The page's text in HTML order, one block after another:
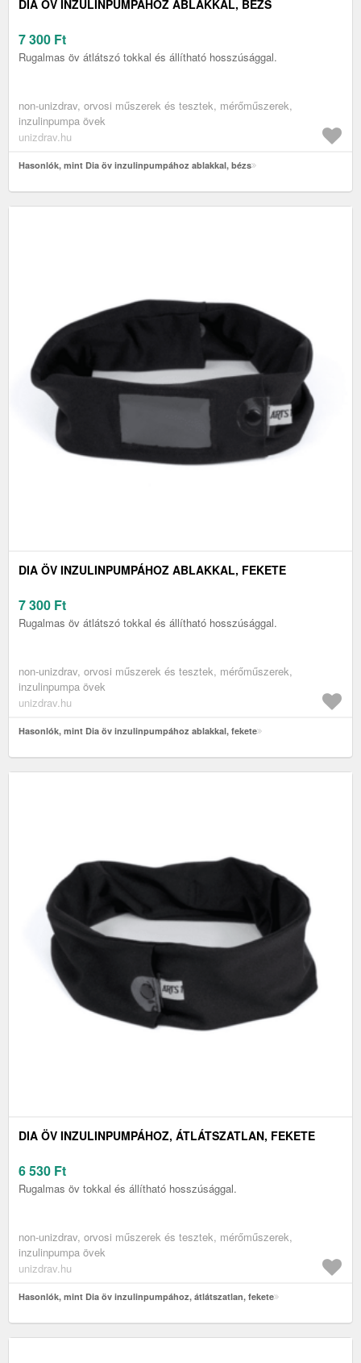
DIA ÖV INZULINPUMPÁHOZ ABLAKKAL, BÉZS
7 300 Ft
Rugalmas öv átlátszó tokkal és állítható hosszúsággal.
non-unizdrav, orvosi műszerek és tesztek, mérőműszerek,
inzulinpumpa övek
unizdrav.hu
Hasonlók, mint Dia öv inzulinpumpához ablakkal, bézs
DIA ÖV INZULINPUMPÁHOZ ABLAKKAL, FEKETE
7 300 Ft
Rugalmas öv átlátszó tokkal és állítható hosszúsággal.
non-unizdrav, orvosi műszerek és tesztek, mérőműszerek,
inzulinpumpa övek
unizdrav.hu
Hasonlók, mint Dia öv inzulinpumpához ablakkal, fekete
DIA ÖV INZULINPUMPÁHOZ, ÁTLÁTSZATLAN, FEKETE
6 530 Ft
Rugalmas öv tokkal és állítható hosszúsággal.
non-unizdrav, orvosi műszerek és tesztek, mérőműszerek,
inzulinpumpa övek
unizdrav.hu
Hasonlók, mint Dia öv inzulinpumpához, átlátszatlan, fekete